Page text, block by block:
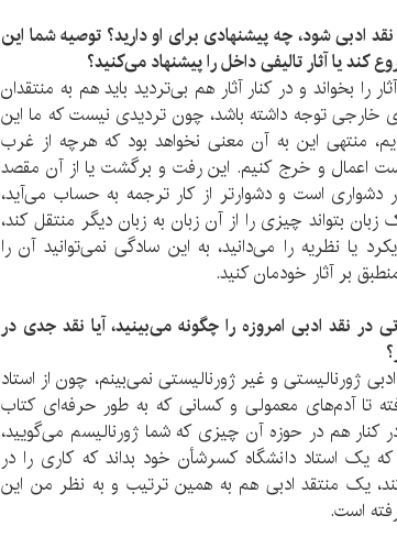
ادبی شود، چه پیشنهادی برای او دارید؟ توصیه شما این
کند یا آثار تالیفی داخل را پیشنهاد می‌کنید؟
را بخواند و در کنار آثار هم بی‌تردید باید هم به منتقدان
خارجی توجه داشته باشد، چون تردیدی نیست که ما این
منتهی این به آن معنی نخواهد بود که هرچه از غرب
درست اعمال و خرج کنیم. این رفت و برگشت یا از آن مقصد
دشواری است و دشوارتر از کار ترجمه به حساب می‌آید،
بتواند چیزی را از آن زبان به زبان دیگر منتقل کند،
یا نظریه را می‌دانید، به این سادگی نمی‌توانید آن را
بر آثار خودمان کنید.
در نقد ادبی امروزه را چگونه می‌بینید، آیا نقد جدی در
ژورنالیستی و غیر ژورنالیستی نمی‌بینم، چون از استاد
تا آدم‌های معمولی و کسانی که به طور حرفه‌ای کتاب
کنار هم در حوزه آن چیزی که شما ژورنالیسم می‌گویید،
یک استاد دانشگاه کسرشأن خود بداند که کاری را در
یک منتقد ادبی هم به همین ترتیب و به نظر من این
است.